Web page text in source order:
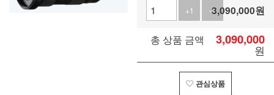
+1
-13,090,000원
총 상품 금액 3,090,000
원
관심상품